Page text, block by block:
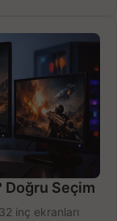
Doğru Seçim
inç ekranları